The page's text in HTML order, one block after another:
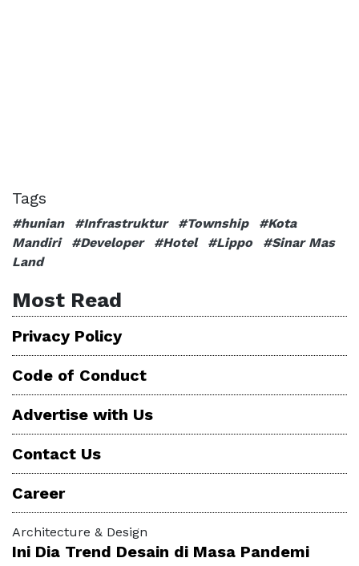
Tags
#hunian #Infrastruktur #Township
#Kota
Mandiri
#Developer #Hotel #Lippo
#Sinar Mas
Land
Most Read
Privacy Policy
Code of Conduct
Advertise with Us
Contact Us
Career
Architecture & Design
Ini Dia Trend Desain di Masa Pandemi